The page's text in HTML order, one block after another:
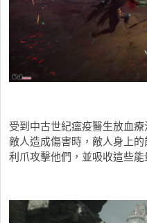
受到中古世紀瘟疫醫生放血
敵人造成傷害時，敵人身上
利爪攻擊他們，並吸收這些能